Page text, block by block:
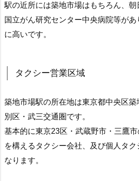
駅の近所には築地市場はもちろん、朝
国立がん研究センター中央病院等が
に高いです。
タクシー営業区域
築地市場駅の所在地は東京都中央区
別区・武三交通圏です。
基本的に東京23区・武蔵野市・三鷹
を構えるタクシー会社、及び個人タ
なります。